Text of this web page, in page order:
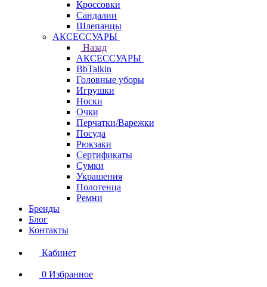
Кроссовки
Сандалии
Шлепанцы
АКСЕССУАРЫ
Назад
АКСЕССУАРЫ
BbTalkin
Головные уборы
Игрушки
Носки
Очки
Перчатки/Варежки
Посуда
Рюкзаки
Сертификаты
Сумки
Украшения
Полотенца
Ремни
Бренды
Блог
Контакты
Кабинет
0 Избранное